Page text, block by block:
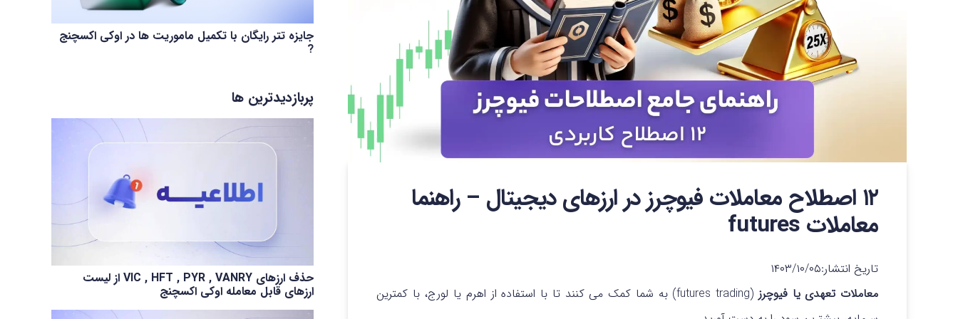
۱۲ اصطلاح معاملات فیوچرز در ارزهای دیجیتال – راهنما
معاملات futures
تاریخ انتشار:۱۴۰۳/۱۰/۰۵
معاملات تعهدی یا فیوچرز
(futures trading) به شما کمک می کنند تا با استفاده از اهرم یا لورج، با کمترین
جایزه تتر رایگان با تکمیل ماموریت ها در اوکی اکسچنج
?
پربازدیدترین ها
حذف ارزهای VIC , HFT , PYR , VANRY از لیست
ارزهای قابل معامله اوکی اکسچنج